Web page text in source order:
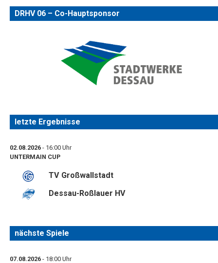
DRHV 06 – Co-Hauptsponsor
letzte Ergebnisse
02.08.2026 - 16:00 Uhr
UNTERMAIN CUP
TV Großwallstadt
Dessau-Roßlauer HV
nächste Spiele
07.08.2026 - 18:00 Uhr